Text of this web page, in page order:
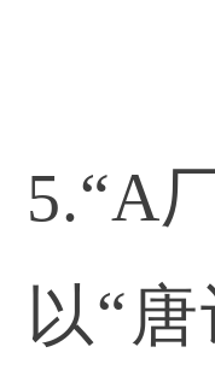
5.“A
以“